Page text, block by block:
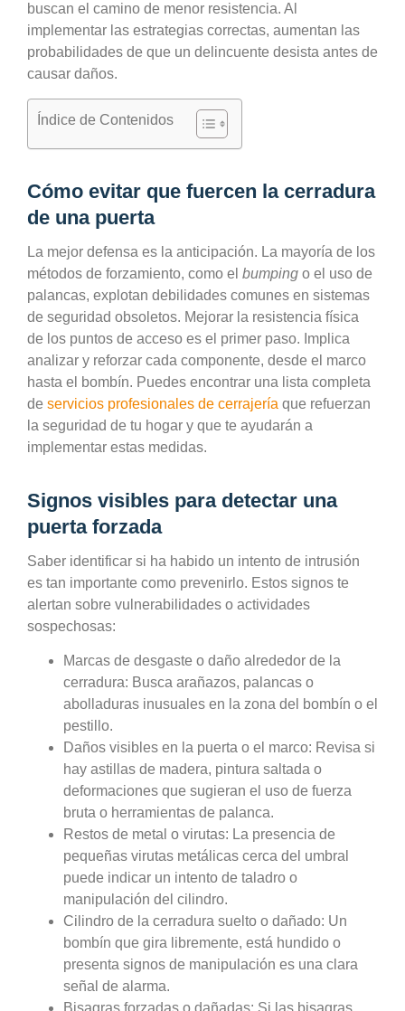
buscan el camino de menor resistencia. Al
implementar las estrategias correctas, aumentan las
probabilidades de que un delincuente desista antes de
causar daños.
Índice de Contenidos
Cómo evitar que fuercen la cerradura
de una puerta
La mejor defensa es la anticipación. La mayoría de los
métodos de forzamiento, como el bumping o el uso de
palancas, explotan debilidades comunes en sistemas
de seguridad obsoletos. Mejorar la resistencia física
de los puntos de acceso es el primer paso. Implica
analizar y reforzar cada componente, desde el marco
hasta el bombín. Puedes encontrar una lista completa
de servicios profesionales de cerrajería que refuerzan
la seguridad de tu hogar y que te ayudarán a
implementar estas medidas.
Signos visibles para detectar una
puerta forzada
Saber identificar si ha habido un intento de intrusión
es tan importante como prevenirlo. Estos signos te
alertan sobre vulnerabilidades o actividades
sospechosas:
Marcas de desgaste o daño alrededor de la
cerradura: Busca arañazos, palancas o
abolladuras inusuales en la zona del bombín o el
pestillo.
Daños visibles en la puerta o el marco: Revisa si
hay astillas de madera, pintura saltada o
deformaciones que sugieran el uso de fuerza
bruta o herramientas de palanca.
Restos de metal o virutas: La presencia de
pequeñas virutas metálicas cerca del umbral
puede indicar un intento de taladro o
manipulación del cilindro.
Cilindro de la cerradura suelto o dañado: Un
bombín que gira libremente, está hundido o
presenta signos de manipulación es una clara
señal de alarma.